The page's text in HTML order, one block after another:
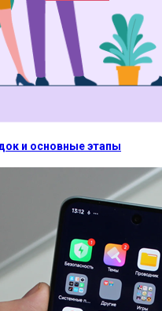
и основные этапы